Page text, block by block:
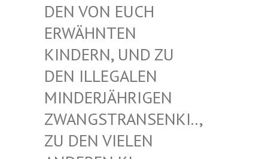
EN VON EUCH E
RWÄHNTEN K
INDERN, UND ZU D
EN ILLEGALEN M
INDERJÄHRIGEN Z
WANGSTRANSENKI.., Z
U DEN VIELEN A